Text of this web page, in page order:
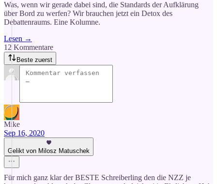
Was, wenn wir gerade dabei sind, die Standards der Aufklärung
über Bord zu werfen? Wir brauchen jetzt ein Detox des
Debattenraums. Eine Kolumne.
Lesen →
12 Kommentare
Beste zuerst
Mike
Sep 16, 2020
Gelikt von Milosz Matuschek
Für mich ganz klar der BESTE Schreiberling den die NZZ je